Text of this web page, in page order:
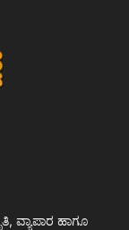
ವ್ಯಾಪಾರ ಹಾಗೂ